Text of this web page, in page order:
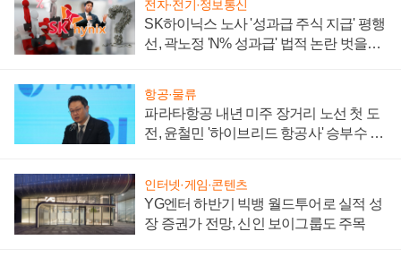
전자·전기·정보통신
SK하이닉스 노사 '성과급 주식 지급' 평행
선, 곽노정 'N% 성과급' 법적 논란 벗을지
항공·물류
파라타항공 내년 미주 장거리 노선 첫 도
전, 윤철민 '하이브리드 항공사' 승부수 통
인터넷·게임·콘텐츠
YG엔터 하반기 빅뱅 월드투어로 실적 성
장 증권가 전망, 신인 보이그룹도 주목